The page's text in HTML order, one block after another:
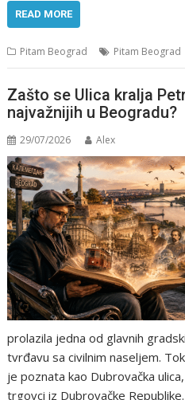
READ MORE
Pitam Beograd Pitam Beograd
Zašto se Ulica kralja
najvažnijih u Beogradu?
29/07/2026 Alex
prolazila jedna od glavnih
tvrđavu sa civilnim naseljem.
je poznata kao Dubrovačka
trgovci iz Dubrovačke